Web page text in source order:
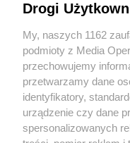
Wydawca mediów
Nie zapomnij
Drogi
My, naszych 1162
podmioty z Media
przechowujemy
przetwarzamy dane
identyfikatory,
urządzenie czy dane
spersonalizowanych